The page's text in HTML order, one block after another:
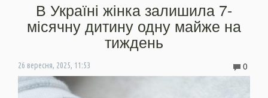
В Україні жінка залишила 7-
місячну дитину одну майже на
тиждень
26 вересня, 2025, 11:53 0